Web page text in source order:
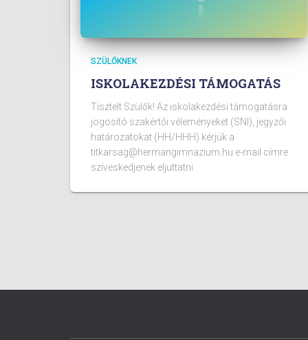
SZÜLŐKNEK
ISKOLAKEZDÉSI TÁMOGATÁS
Tisztelt Szülők! Az iskolakezdési támogatásra
jogosító szakértői véleményeket (SNI), jegyzői
határozatokat (HH/HHH) kérjük a
titkarsag@hermangimnazium.hu e-mail címre
szíveskedjenek eljuttatni.